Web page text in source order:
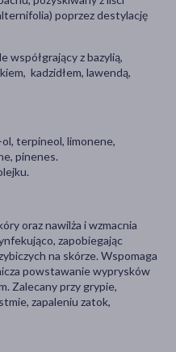
poprzez destylację
współgrający z bazylią,
kadzidłem, lawendą,
terpineol, limonene,
pinenes.
oraz nawilża i wzmacnia
zapobiegając
na skórze. Wspomaga
powstawanie wyprysków
Zalecany przy grypie,
zapaleniu zatok,